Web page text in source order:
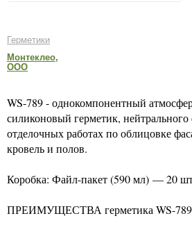
Герметики
Монтеклео,
ООО
WS-789 - однокомпонентный
силиконовый герметик,
отделочных работах по облицовке
кровель и полов.
Коробка: Файл-пакет (590 мл) — 20
ПРЕИМУЩЕСТВА герметика WS-